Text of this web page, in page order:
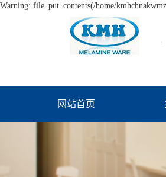
Warning: file_put_contents(/home/
网站首页